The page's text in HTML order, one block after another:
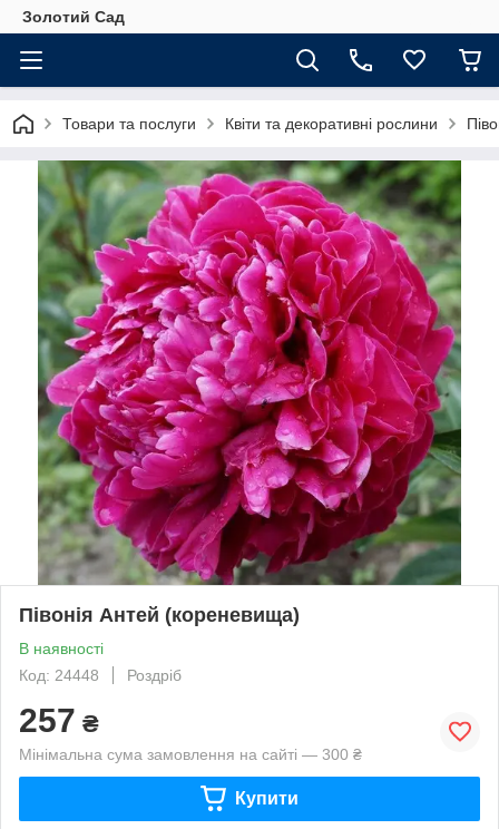
Золотий Сад
Товари та послуги Квіти та декоративні рослини
Півонія Антей (кореневища)
В наявності
Код: 24448
Роздріб
257 ₴
Мінімальна сума замовлення на сайті — 300 ₴
Купити